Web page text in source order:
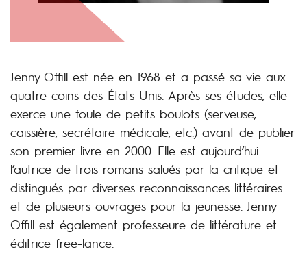
Jenny Offill est née en 1968 et a passé sa vie aux
quatre coins des États-Unis. Après ses études, elle
exerce une foule de petits boulots (serveuse,
caissière, secrétaire médicale, etc.) avant de publier
son premier livre en 2000. Elle est aujourd’hui
l’autrice de trois romans salués par la critique et
distingués par diverses reconnaissances littéraires
et de plusieurs ouvrages pour la jeunesse. Jenny
Offill est également professeure de littérature et
éditrice free-lance.